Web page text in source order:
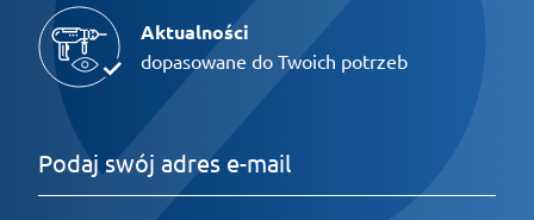
Aktualności
dopasowane do Twoich potrzeb